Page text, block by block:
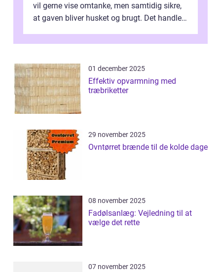
vil gerne vise omtanke, men samtidig sikre,
at gaven bliver husket og brugt. Det handler
01 december 2025
Effektiv opvarmning med
træbriketter
29 november 2025
Ovntørret brænde til de kolde dage
08 november 2025
Fadølsanlæg: Vejledning til at
vælge det rette
07 november 2025